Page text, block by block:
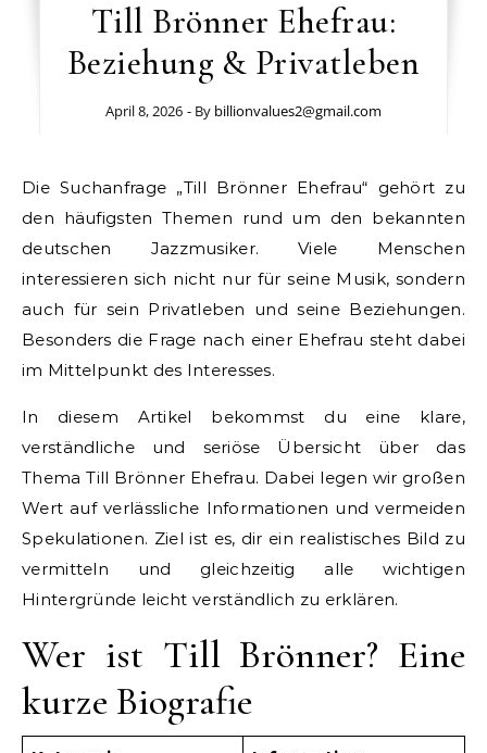
Till Brönner Ehefrau:
Beziehung & Privatleben
April 8, 2026 - By billionvalues2@gmail.com
Die Suchanfrage „Till Brönner Ehefrau“ gehört zu
den häufigsten Themen rund um den bekannten
deutschen Jazzmusiker. Viele Menschen
interessieren sich nicht nur für seine Musik, sondern
auch für sein Privatleben und seine Beziehungen.
Besonders die Frage nach einer Ehefrau steht dabei
im Mittelpunkt des Interesses.
In diesem Artikel bekommst du eine klare,
verständliche und seriöse Übersicht über das
Thema Till Brönner Ehefrau. Dabei legen wir großen
Wert auf verlässliche Informationen und vermeiden
Spekulationen. Ziel ist es, dir ein realistisches Bild zu
vermitteln und gleichzeitig alle wichtigen
Hintergründe leicht verständlich zu erklären.
Wer ist Till Brönner? Eine
kurze Biografie